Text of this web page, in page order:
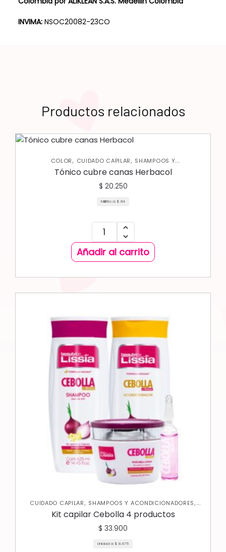
INVIMA:NSOC20082-23CO
Productos relacionados
COLOR, CUIDADO CAPILAR, SHAMPOOS Y
ACONDICIONADORES
Tónico cubre canas Herbacol
$ 20.250
Mililitro a: $ 84
Añadir al carrito
CUIDADO CAPILAR, SHAMPOOS Y ACONDICIONADORES,
TRATAMIENTOS CAPILARES
Kit capilar Cebolla 4 productos
$ 33.900
Unidad a: $ 8.475